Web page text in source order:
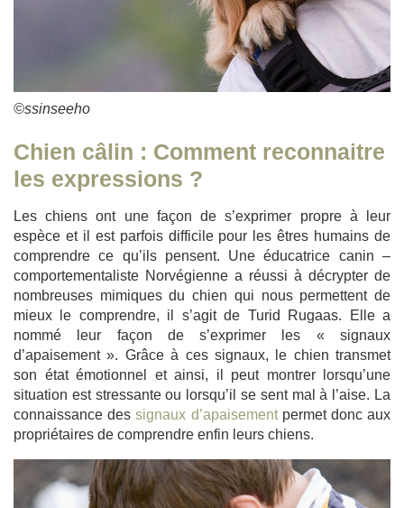
©ssinseeho
Chien câlin : Comment reconnaitre
les expressions ?
Les chiens ont une façon de s’exprimer propre à leur
espèce et il est parfois difficile pour les êtres humains de
comprendre ce qu’ils pensent. Une éducatrice canin –
comportementaliste Norvégienne a réussi à décrypter de
nombreuses mimiques du chien qui nous permettent de
mieux le comprendre, il s’agit de Turid Rugaas. Elle a
nommé leur façon de s’exprimer les « signaux
d’apaisement ». Grâce à ces signaux, le chien transmet
son état émotionnel et ainsi, il peut montrer lorsqu’une
situation est stressante ou lorsqu’il se sent mal à l’aise. La
connaissance dessignaux d’apaisement permet donc aux
propriétaires de comprendre enfin leurs chiens.